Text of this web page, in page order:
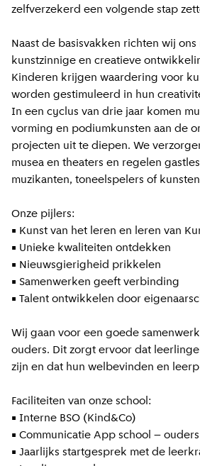
zelfverzekerd een volgende stap
Naast de basisvakken richten wij
kunstzinnige en creatieve
Kinderen krijgen waardering voor
worden gestimuleerd in hun
In een cyclus van drie jaar komen
vorming en podiumkunsten aan de
projecten uit te diepen. We
musea en theaters en regelen
muzikanten, toneelspelers of
Onze pijlers:
• Kunst van het leren en leren van
• Unieke kwaliteiten ontdekken
• Nieuwsgierigheid prikkelen
• Samenwerken geeft verbinding
• Talent ontwikkelen door
Wij gaan voor een goede
ouders. Dit zorgt ervoor dat
zijn en dat hun welbevinden en
Faciliteiten van onze school:
• Interne BSO (Kind&Co)
• Communicatie App school – ouders
• Jaarlijks startgesprek met de